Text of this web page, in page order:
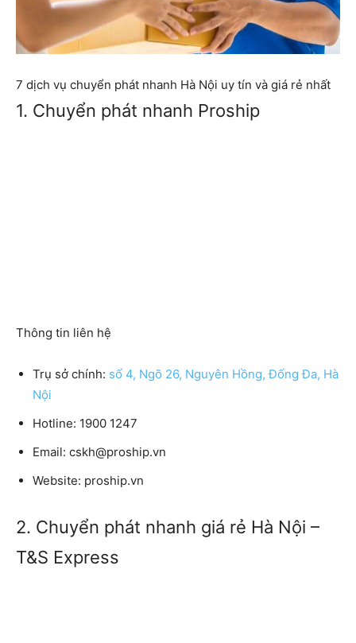
7 dịch vụ chuyển phát nhanh Hà Nội uy tín và giá rẻ nhất
1. Chuyển phát nhanh Proship
Thông tin liên hệ
Trụ sở chính: số 4, Ngõ 26, Nguyên Hồng, Đống Đa, Hà
Nội
Hotline: 1900 1247
Email: cskh@proship.vn
Website: proship.vn
2. Chuyển phát nhanh giá rẻ Hà Nội –
T&S Express